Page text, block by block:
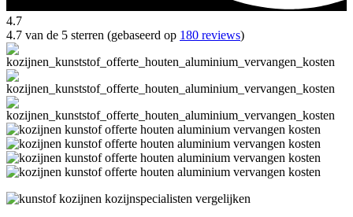
4.7
4.7 van de 5 sterren (gebaseerd op 180 reviews)